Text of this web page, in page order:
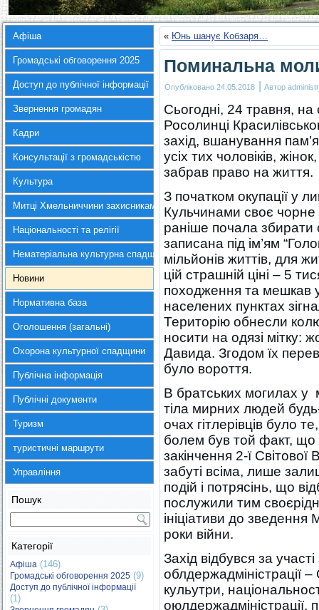
Афіша
Громадські обговорення 2025
Доступ до публічної інформації
Звернення громадян
Кадри
Консультації з громадськістю
Культура
Митці Хмельниччини захисникам України
Національності та релігії
Нематеріальна культурна спадщина
Новини
Нормативна база
Оголошення (загальні)
Охорона культурної спадщини
Публічна інформація
Публічні документи
Туризм
туристичні маршрути
Управління
Пошук
Категорії
Афіша (146)
Громадські обговорення 2025 (9)
Доступ до публічної інформації
(1)
« Юнь шанує Кобзаря…
Поминальна
Опубліковано 24.05.2018 | Автор
Сьогодні, 24 травня, на
Росолинці
захід, вшанування
усіх тих чоловіків,
забрав право на життя.
З початком окупації у
Кульчинами своє чорне
раніше почала збирати
записана під ім’ям
мільйонів життів, для
цій страшній ціні – 5
походження та мешкав
населених пунктах
Територію обнесли
носити на одязі мітку:
Давида. Згодом їх
було вороття.
В братських могилах у
тіла мирних людей
очах гітлерівців було
болем був той факт, що
закінчення 2-ї Світової
забуті всіма, лише
подій і потрясінь, що
послужили тим
ініціативи до зведення
роки війни.
Захід відбувся за
облдержадміністрації
кульутри,
оюлдержадміністрації,